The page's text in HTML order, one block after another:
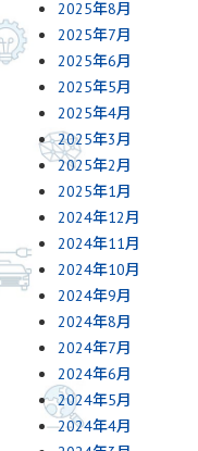
2025年8月
2025年7月
2025年6月
2025年5月
2025年4月
2025年3月
2025年2月
2025年1月
2024年12月
2024年11月
2024年10月
2024年9月
2024年8月
2024年7月
2024年6月
2024年5月
2024年4月